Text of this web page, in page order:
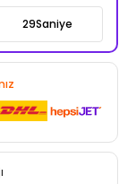
28Saniye